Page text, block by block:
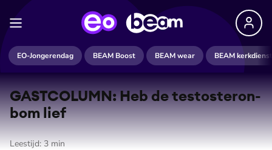
EO-Jongerendag BEAM Boost BEAM wear BEAM kerkdienst
GASTCOLUMN: Heb de tes­tos­ter­on­
bom lief
Leestijd:3min